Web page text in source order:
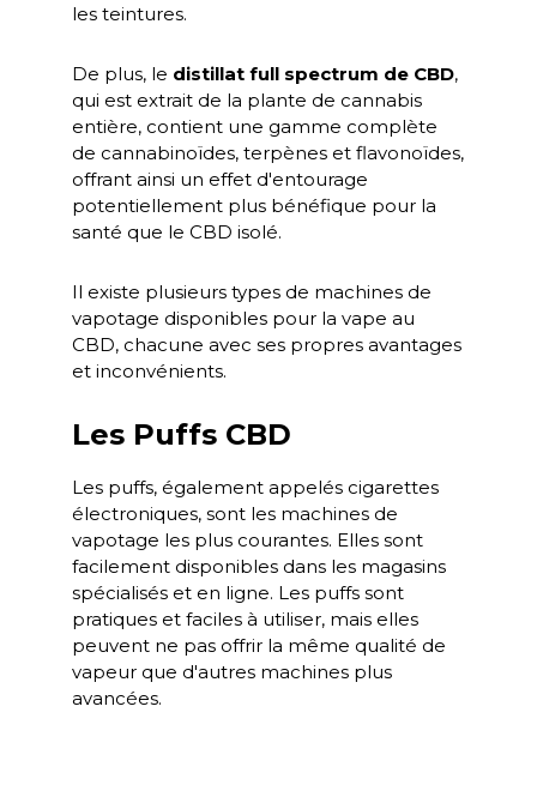
les teintures.
De plus, le distillat full spectrum de CBD,
qui est extrait de la plante de cannabis
entière, contient une gamme complète
de cannabinoïdes, terpènes et flavonoïdes,
offrant ainsi un effet d'entourage
potentiellement plus bénéfique pour la
santé que le CBD isolé.
Il existe plusieurs types de machines de
vapotage disponibles pour la vape au
CBD, chacune avec ses propres avantages
et inconvénients.
Les Puffs CBD
Les puffs, également appelés cigarettes
électroniques, sont les machines de
vapotage les plus courantes. Elles sont
facilement disponibles dans les magasins
spécialisés et en ligne. Les puffs sont
pratiques et faciles à utiliser, mais elles
peuvent ne pas offrir la même qualité de
vapeur que d'autres machines plus
avancées.